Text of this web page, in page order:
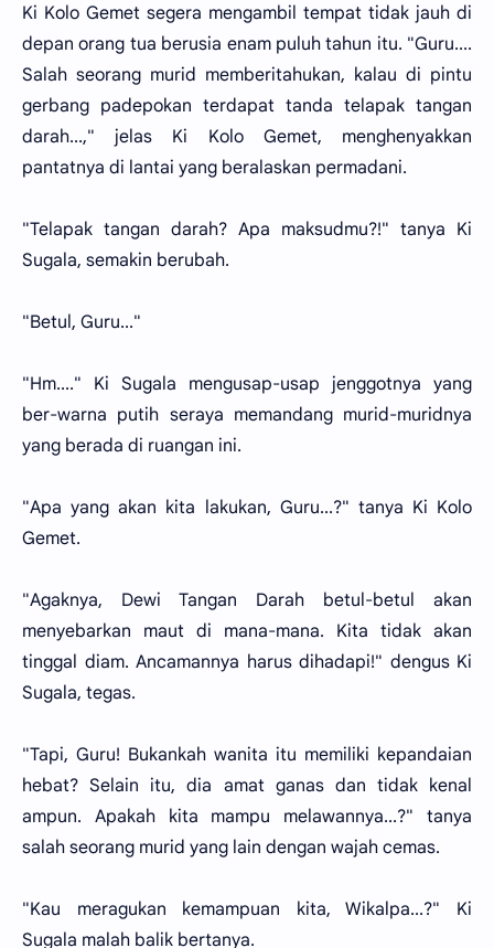
Ki Kolo Gemet segera mengambil tempat tidak jauh di
depan orang tua berusia enam puluh tahun itu. "Guru....
Salah seorang murid memberitahukan, kalau di pintu
gerbang padepokan terdapat tanda telapak tangan
darah...," jelas Ki Kolo Gemet, menghenyakkan
pantatnya di lantai yang beralaskan permadani.
"Telapak tangan darah? Apa maksudmu?!" tanya Ki
Sugala, semakin berubah.
"Betul, Guru..."
"Hm...." Ki Sugala mengusap-usap jenggotnya yang
ber-warna putih seraya memandang murid-muridnya
yang berada di ruangan ini.
"Apa yang akan kita lakukan, Guru...?" tanya Ki Kolo
Gemet.
"Agaknya, Dewi Tangan Darah betul-betul akan
menyebarkan maut di mana-mana. Kita tidak akan
tinggal diam. Ancamannya harus dihadapi!" dengus Ki
Sugala, tegas.
"Tapi, Guru! Bukankah wanita itu memiliki kepandaian
hebat? Selain itu, dia amat ganas dan tidak kenal
ampun. Apakah kita mampu melawannya...?" tanya
salah seorang murid yang lain dengan wajah cemas.
"Kau meragukan kemampuan kita, Wikalpa...?" Ki
Sugala malah balik bertanya.